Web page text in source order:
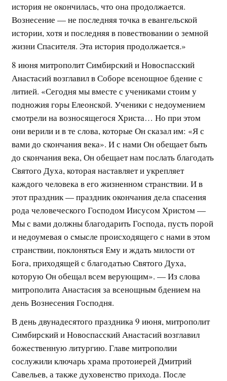
история не окончилась, что она продолжается.
Вознесение — не последняя точка в евангельской
истории, хотя и последняя в повествовании о земной
жизни Спасителя. Эта история продолжается.»
8 июня митрополит Симбирский и Новоспасский
Анастасий возглавил в Соборе всенощное бдение с
литией. «Сегодня мы вместе с учениками стоим у
подножия горы Елеонской. Ученики с недоумением
смотрели на возносящегося Христа… Но при этом
они верили и в те слова, которые Он сказал им: «Я с
вами до скончания века». И с нами Он обещает быть
до скончания века, Он обещает нам послать благодать
Святого Духа, которая наставляет и укрепляет
каждого человека в его жизненном странствии. И в
этот праздник — праздник окончания дела спасения
рода человеческого Господом Иисусом Христом —
Мы с вами должны благодарить Господа, пусть порой
и недоумевая о смысле происходящего с нами в этом
странствии, поклоняться Ему и ждать милости от
Бога, приходящей с благодатью Святого Духа,
которую Он обещал всем верующим». — Из слова
митрополита Анастасия за всенощным бдением на
день Вознесения Господня.
В день двунадесятого праздника 9 июня, митрополит
Симбирский и Новоспасский Анастасий возглавил
божественную литургию. Главе митрополии
сослужили ключарь храма протоиерей Дмитрий
Савельев, а также духовенство прихода. После